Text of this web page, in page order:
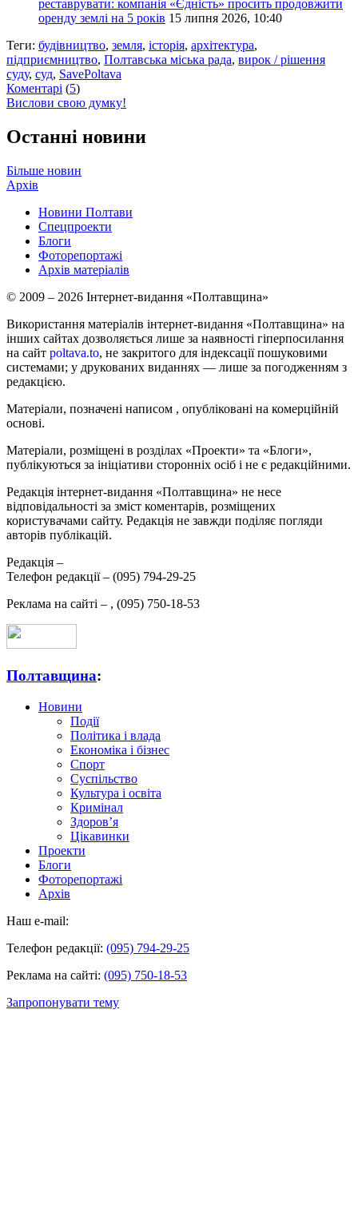
реставрувати: компанія «Єдність» просить продовжити
оренду землі на 5 років 15 липня 2026, 10:40
Теги: будівництво, земля, історія, архітектура,
підприємництво, Полтавська міська рада, вирок / рішення
суду, суд, SavePoltava
Коментарі (5)
Вислови свою думку!
Останні новини
Більше новин
Архів
Новини Полтави
Спецпроекти
Блоги
Фоторепортажі
Архів матеріалів
© 2009 – 2026 Інтернет-видання «Полтавщина»
Використання матеріалів інтернет-видання «Полтавщина» на
інших сайтах дозволяється лише за наявності гіперпосилання
на сайт poltava.to, не закритого для індексації пошуковими
системами; у друкованих виданнях — лише за погодженням з
редакцією.
Матеріали, позначені написом , опубліковані на комерційній
основі.
Матеріали, розміщені в розділах «Проекти» та «Блоги»,
публікуються за ініціативи сторонніх осіб і не є редакційними.
Редакція інтернет-видання «Полтавщина» не несе
відповідальності за зміст коментарів, розміщених
користувачами сайту. Редакція не завжди поділяє погляди
авторів публікацій.
Редакція –
Телефон редакції – (095) 794-29-25
Реклама на сайті – , (095) 750-18-53
Полтавщина:
Новини
Події
Політика і влада
Економіка і бізнес
Спорт
Суспільство
Культура і освіта
Кримінал
Здоров’я
Цікавинки
Проекти
Блоги
Фоторепортажі
Архів
Наш e-mail:
Телефон редакції: (095) 794-29-25
Реклама на сайті: (095) 750-18-53
Запропонувати тему